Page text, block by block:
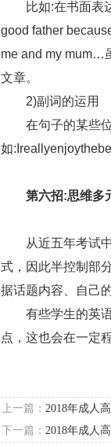
比如:在书面表
good father
me and my mum…
文章。
2)副词的运用
在句子的某些
如
第六招:思维多
从近五年考试
式，因此半控制部
据话题内容、自己
有些学生的英
点，这也会在一定
上一篇： 2018年成人
下一篇： 2018年成人